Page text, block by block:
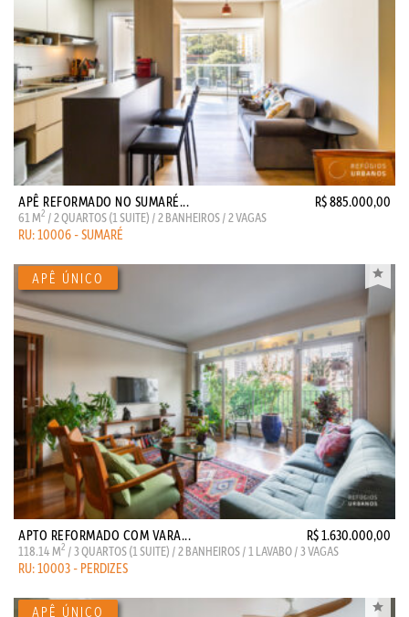
APÊ REFORMADO NO SUMARÉ... R$ 885.000,00
61 M2 / 2 QUARTOS (1 SUITE) / 2 BANHEIROS / 2 VAGAS
RU: 10006 - SUMARÉ
APTO REFORMADO COM VARA... R$ 1.630.000,00
118.14 M2 / 3 QUARTOS (1 SUITE) / 2 BANHEIROS / 1 LAVABO / 3 VAGAS
RU: 10003 - PERDIZES